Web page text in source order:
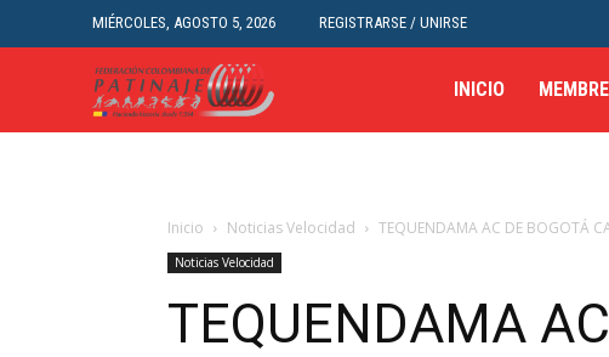
MIÉRCOLES, AGOSTO 5, 2026 REGISTRARSE / UNIRSE
INICIO
Inicio Noticias Velocidad TEQUENDAMA AC DE BOGOTÁ
Noticias Velocidad
TEQUENDAMA